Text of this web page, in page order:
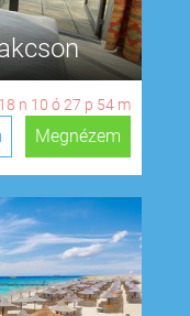
18 n 10 ó 27 p 54 m
Megnézem